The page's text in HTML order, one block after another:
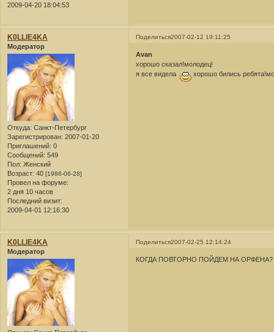
2009-04-20 18:04:53
Поделиться2007-02-12 19:11:25
K0LLlE4KA
Модератор
Откуда: Санкт-Петербург
Зарегистрирован: 2007-01-20
Приглашений: 0
Сообщений: 549
Пол: Женский
Возраст: 40 [1986-06-28]
Провел на форуме:
2 дня 10 часов
Последний визит:
2009-04-01 12:16:30
Avan
хорошо сказал!молодец!
я все видела
хорошо бились
Поделиться2007-02-25 12:14:24
K0LLlE4KA
Модератор
КОГДА ПОВТОРНО ПОЙДЕМ НА